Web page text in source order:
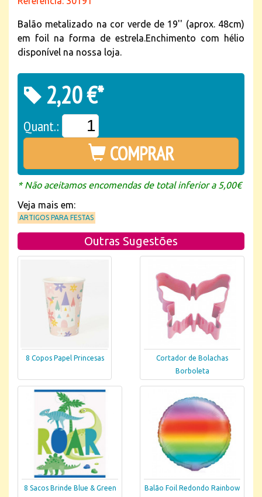
Balão metalizado na cor verde de 19'' (aprox. 48cm)
em foil na forma de estrela.Enchimento com hélio
disponível na nossa loja.
2,20 €*
Quant.:
COMPRAR
* Não aceitamos encomendas de total inferior a 5,00€
Veja mais em:
ARTIGOS PARA FESTAS
Outras Sugestões
8 Copos Papel Princesas
Cortador de Bolachas
Borboleta
8 Sacos Brinde Blue & Green Balão Foil Redondo Rainbow